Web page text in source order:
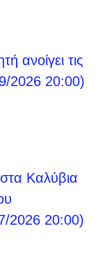
ανοίγει τις
2026 20:00)
Καλύβια
2026 20:00)